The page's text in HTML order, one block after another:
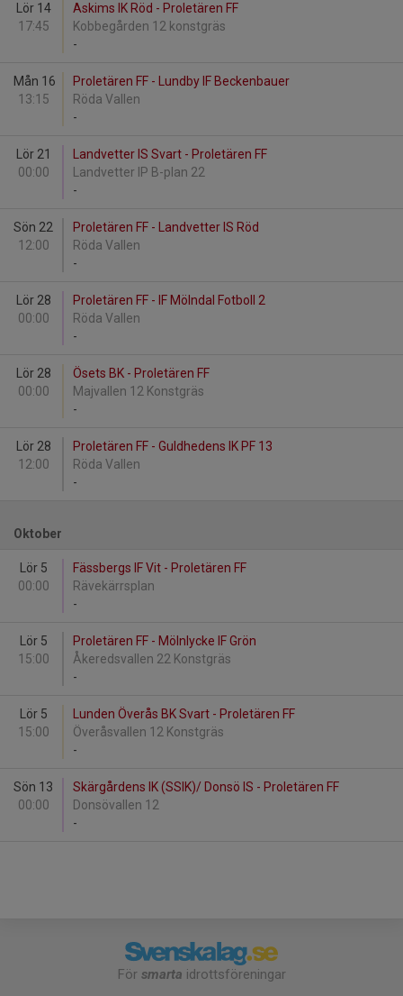
Lör 14
17:45
Askims IK Röd - Proletären FF
Kobbegården 12 konstgräs
-
Mån 16
13:15
Proletären FF - Lundby IF Beckenbauer
Röda Vallen
-
Lör 21
00:00
Landvetter IS Svart - Proletären FF
Landvetter IP B-plan 22
-
Sön 22
12:00
Proletären FF - Landvetter IS Röd
Röda Vallen
-
Lör 28
00:00
Proletären FF - IF Mölndal Fotboll 2
Röda Vallen
-
Lör 28
00:00
Ösets BK - Proletären FF
Majvallen 12 Konstgräs
-
Lör 28
12:00
Proletären FF - Guldhedens IK PF 13
Röda Vallen
-
Oktober
Lör 5
00:00
Fässbergs IF Vit - Proletären FF
Rävekärrsplan
-
Lör 5
15:00
Proletären FF - Mölnlycke IF Grön
Åkeredsvallen 22 Konstgräs
-
Lör 5
15:00
Lunden Överås BK Svart - Proletären FF
Överåsvallen 12 Konstgräs
-
Sön 13
00:00
Skärgårdens IK (SSIK)/ Donsö IS - Proletären FF
Donsövallen 12
-
För smarta idrottsföreningar